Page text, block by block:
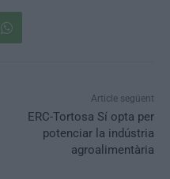
Article següent
ERC-Tortosa Sí opta per
potenciar la indústria
agroalimentària